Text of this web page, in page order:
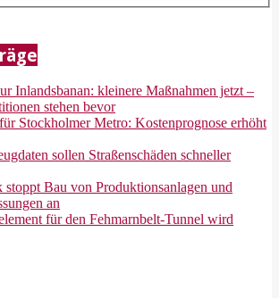
Inlandsbanan: kleinere Maßnahmen jetzt –
stehen bevor
Stockholmer Metro: Kostenprognose erhöht
sollen Straßenschäden schneller
Bau von Produktionsanlagen und
an
für den Fehmarnbelt-Tunnel wird